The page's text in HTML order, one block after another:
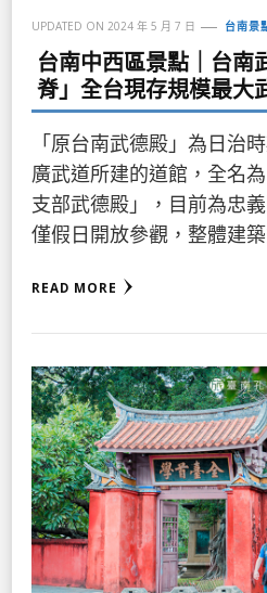
UPDATED ON 2024 年 5 月 7 日 台南景
台南中西區景點｜台南
脊」全台現存規模最大
「原台南武德殿」為日治
廣武道所建的道館，全名
支部武德殿」，目前為忠
僅假日開放參觀，整體建
READ MORE